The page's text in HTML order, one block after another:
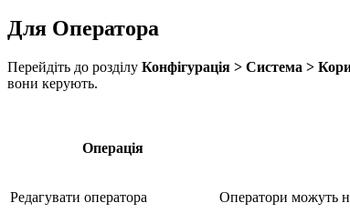
Для Оператора
Перейдіть до розділу Конфігурація > Система >
вони керують.
Операція
Редагувати оператора Оператори можуть